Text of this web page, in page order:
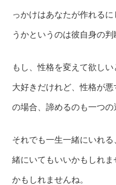
っかけはあなたが作れる
うかというのは彼自身の判
もし、性格を変えて欲し
大好きだけれど、性格が
の場合、諦めるのも一つの
それでも一生一緒にいれ
緒にいてもいいかもしれ
かもしれませんね。